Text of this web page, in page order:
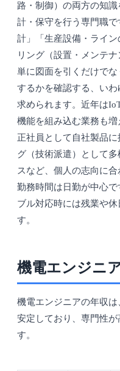
路・制御）の両方の知
計・保守を行う専門職
計」「生産設備・ライ
リング（設置・メンテ
単に図面を引くだけで
するかを確認する、い
求められます。近年は
機能を組み込む業務も
正社員として自社製品
グ（技術派遣）として
スなど、個人の志向に
勤務時間は日勤が中心
ブル対応時には残業や
す。
機電エンジニ
機電エンジニアの年収
安定しており、専門性
す。